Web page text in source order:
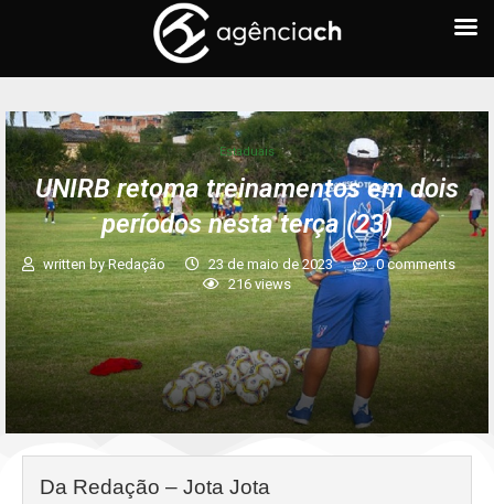
Estaduais
UNIRB retoma treinamentos em dois
períodos nesta terça (23)
written byRedação 23 de maio de 2023
0 comments
216views
Da Redação – Jota Jota